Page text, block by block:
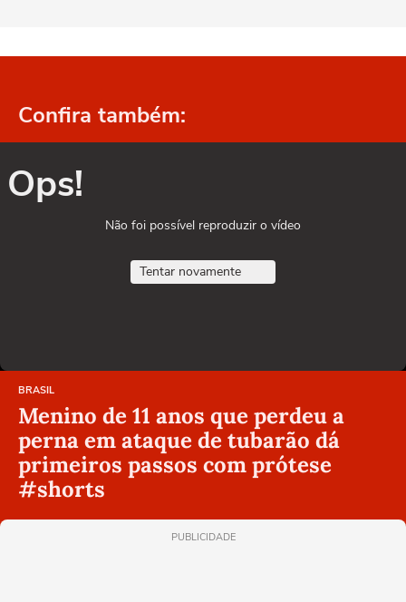
Confira também:
Ops!
Não foi possível reproduzir o vídeo
Tentar novamente
BRASIL
Menino de 11 anos que perdeu a
perna em ataque de tubarão dá
primeiros passos com prótese
#shorts
PUBLICIDADE